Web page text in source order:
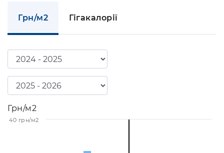
Грн/м2 Гігакалорії
Грн/м2
40 грн/м2